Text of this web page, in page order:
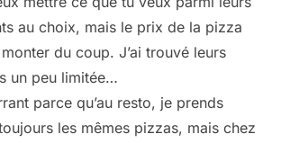
au choix, mais le prix de la pizza
du coup. J’ai trouvé leurs
un peu limitée…
parce qu’au resto, je prends
les mêmes pizzas, mais chez